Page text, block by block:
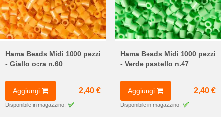
Hama Beads Midi 1000 pezzi
- Giallo ocra n.60
Aggiungi 2,40 €
Disponibile in magazzino.
Hama Beads Midi 1000 pezzi
- Verde pastello n.47
Aggiungi 2,40 €
Disponibile in magazzino.